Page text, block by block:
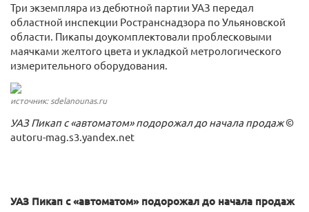
Три экземпляра из дебютной партии УАЗ передал
областной инспекции Ространснадзора по Ульяновской
области. Пикапы доукомплектовали проблесковыми
маячками желтого цвета и укладкой метрологического
измерительного оборудования.
источник: sdelanounas.ru
УАЗ Пикап с «автоматом» подорожал до начала продаж©
autoru-mag.s3.yandex.net
УАЗ Пикап с «автоматом» подорожал до начала продаж